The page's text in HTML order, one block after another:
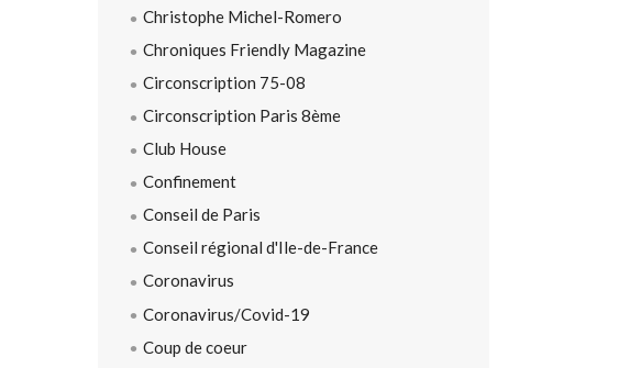
Christophe Michel-Romero
Chroniques Friendly Magazine
Circonscription 75-08
Circonscription Paris 8ème
Club House
Confinement
Conseil de Paris
Conseil régional d'Ile-de-France
Coronavirus
Coronavirus/Covid-19
Coup de coeur